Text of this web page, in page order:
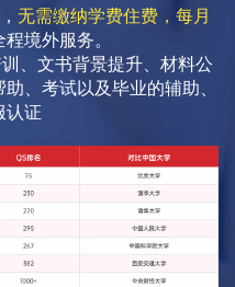
无需缴纳学费住费，每月
程境外服务。
、文书背景提升、材料公
、考试以及毕业的辅助、
认证